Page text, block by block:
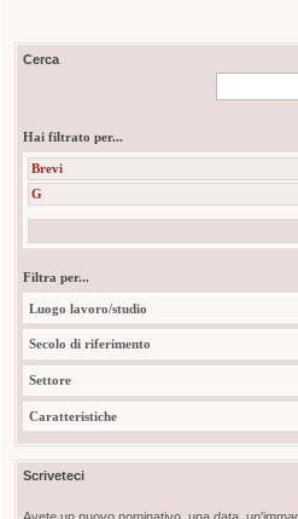
Cerca
Hai filtrato per...
Brevi
G
Filtra per...
Luogo lavoro/studio
Secolo di riferimento
Settore
Caratteristiche
Scriveteci